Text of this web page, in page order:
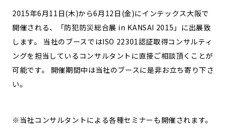
2015年6月11日(木)から6月12日(金)にインテックス大阪で
開催される、「防犯防災総合展 in KANSAI 2015」に出展致
します。 当社のブースではISO 22301認証取得コンサルティ
ングを担当しているコンサルタントに直接ご相談頂くことが
可能です。 開催期間中は当社のブースに是非お立ち寄り下さ
い。
※当社コンサルタントによる各種セミナーも開催されます。